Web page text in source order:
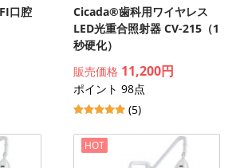
口腔
Cicada®歯科用ワイヤレス
LED光重合照射器 CV-215（1
秒硬化）
販売価格 11,200円
ポイント 98点
(5)
HOT